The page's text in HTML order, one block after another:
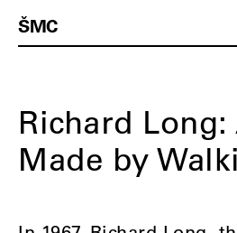
ŠMC
Richard
Made by